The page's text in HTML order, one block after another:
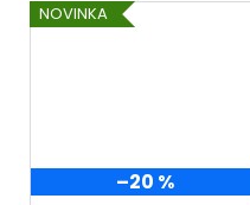
NOVINKA
–20 %